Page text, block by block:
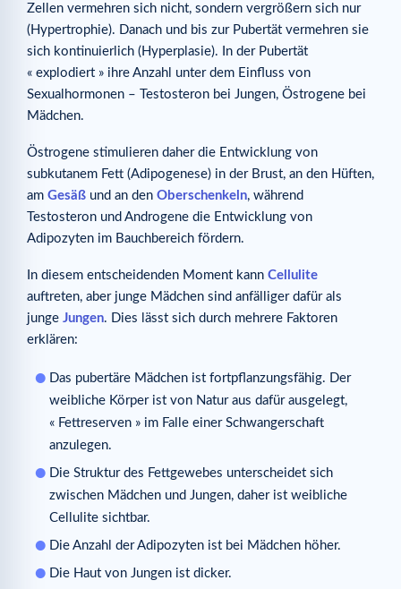
Zellen vermehren sich nicht, sondern vergrößern sich nur
(Hypertrophie). Danach und bis zur Pubertät vermehren sie
sich kontinuierlich (Hyperplasie). In der Pubertät
« explodiert » ihre Anzahl unter dem Einfluss von
Sexualhormonen – Testosteron bei Jungen, Östrogene bei
Mädchen.
Östrogene stimulieren daher die Entwicklung von
subkutanem Fett (Adipogenese) in der Brust, an den Hüften,
am Gesäß und an den Oberschenkeln, während
Testosteron und Androgene die Entwicklung von
Adipozyten im Bauchbereich fördern.
In diesem entscheidenden Moment kann Cellulite
auftreten, aber junge Mädchen sind anfälliger dafür als
junge Jungen. Dies lässt sich durch mehrere Faktoren
erklären:
Das pubertäre Mädchen ist fortpflanzungsfähig. Der
weibliche Körper ist von Natur aus dafür ausgelegt,
« Fettreserven » im Falle einer Schwangerschaft
anzulegen.
Die Struktur des Fettgewebes unterscheidet sich
zwischen Mädchen und Jungen, daher ist weibliche
Cellulite sichtbar.
Die Anzahl der Adipozyten ist bei Mädchen höher.
Die Haut von Jungen ist dicker.